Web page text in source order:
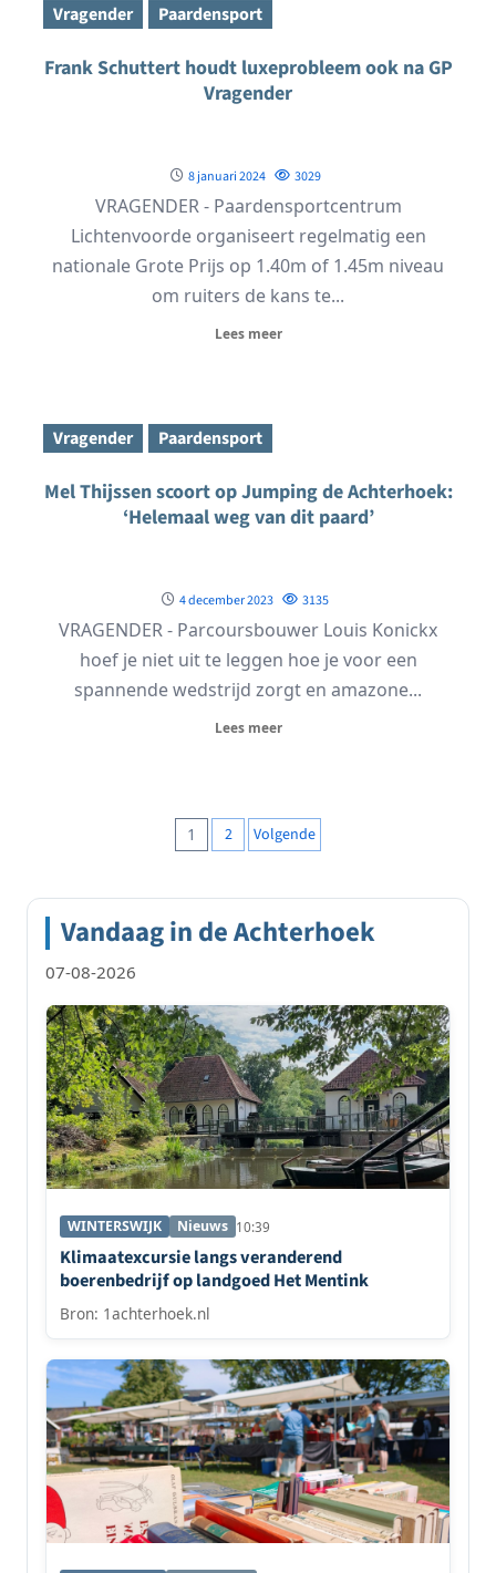
Vragender Paardensport
Frank Schuttert houdt luxeprobleem ook na GP
Vragender
8 januari 2024 3029
VRAGENDER - Paardensportcentrum
Lichtenvoorde organiseert regelmatig een
nationale Grote Prijs op 1.40m of 1.45m niveau
om ruiters de kans te...
Lees meer
Vragender Paardensport
Mel Thijssen scoort op Jumping de Achterhoek:
‘Helemaal weg van dit paard’
4 december 2023 3135
VRAGENDER - Parcoursbouwer Louis Konickx
hoef je niet uit te leggen hoe je voor een
spannende wedstrijd zorgt en amazone...
Lees meer
Berichten
1 2 Volgende
Vandaag in de Achterhoek
07-08-2026
WINTERSWIJK Nieuws 10:39
Klimaatexcursie langs veranderend
boerenbedrijf op landgoed Het Mentink
Bron: 1achterhoek.nl